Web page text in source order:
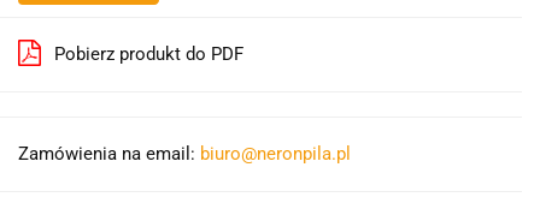
Pobierz produkt do PDF
Zamówienia na email: biuro@neronpila.pl